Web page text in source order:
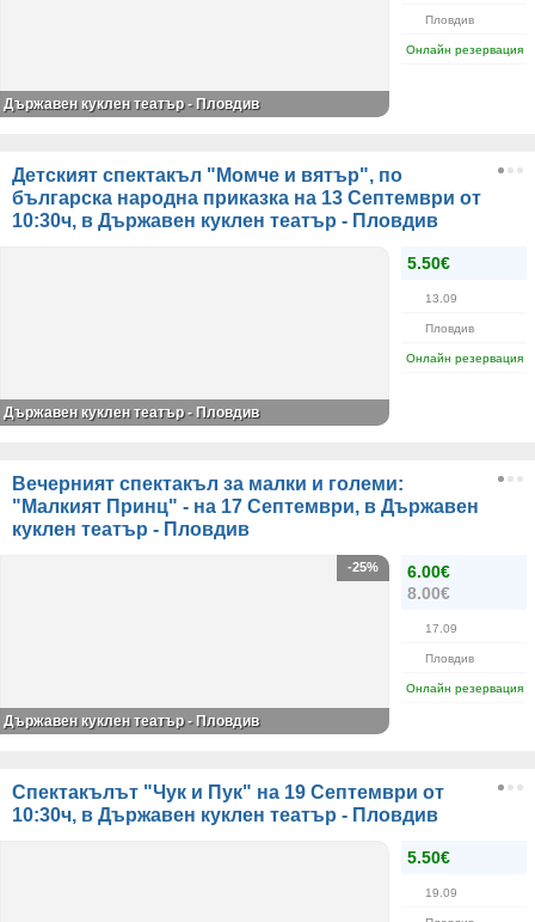
Пловдив
Онлайн резервация
Държавен куклен театър - Пловдив
Детският спектакъл "Момче и вятър", по
българска народна приказка на 13 Септември от
10:30ч, в Държавен куклен театър - Пловдив
5.50€
13.09
Пловдив
Онлайн резервация
Държавен куклен театър - Пловдив
Вечерният спектакъл за малки и големи:
"Малкият Принц" - на 17 Септември, в Държавен
куклен театър - Пловдив
6.00€
8.00€
17.09
Пловдив
Онлайн резервация
-25%
Държавен куклен театър - Пловдив
Спектакълът "Чук и Пук" на 19 Септември от
10:30ч, в Държавен куклен театър - Пловдив
5.50€
19.09